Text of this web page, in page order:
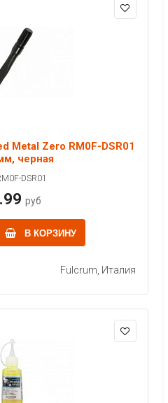
Metal Zero RM0F-DSR01
черная
DSR01
руб
В КОРЗИНУ
Fulcrum, Италия